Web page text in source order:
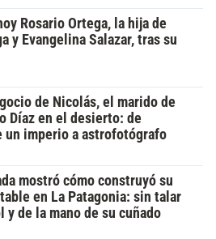
Rosario Ortega, la hija de
y Evangelina Salazar, tras su
de Nicolás, el marido de
Díaz en el desierto: de
un imperio a astrofotógrafo
mostró cómo construyó su
en La Patagonia: sin talar
y de la mano de su cuñado